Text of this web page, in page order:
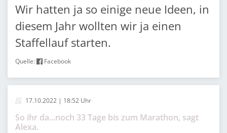
Wir hatten ja so einige neue Ideen, in
diesem Jahr wollten wir ja einen
Staffellauf starten.
Quelle: Facebook
17.10.2022 | 18:52 Uhr
So ihr da...noch 33 Tage bis zum Marathon, sagt
Alexa.